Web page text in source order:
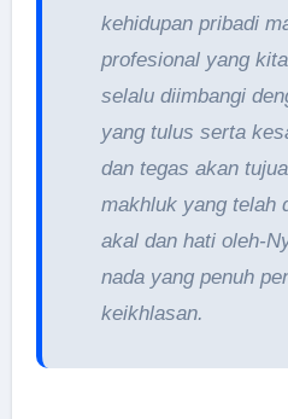
kehidupan pribadi
profesional yang
selalu diimbangi
yang tulus serta
dan tegas akan
makhluk yang telah
akal dan hati oleh-
nada yang penuh
keikhlasan.